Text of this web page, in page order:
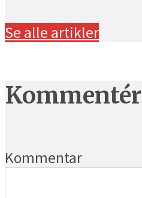
Se alle artikler
Kommentér
Kommentar